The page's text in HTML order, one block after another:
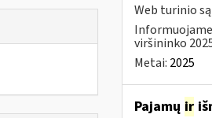
Web turinio
viršininko
Metai: 2025
Pajamų ir